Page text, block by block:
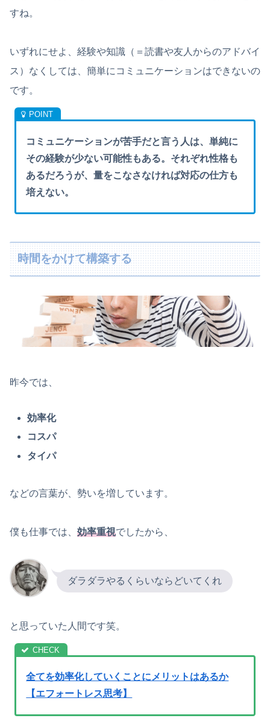
すね。
いずれにせよ、経験や知識（＝読書や友人からのアドバイ
ス）なくしては、簡単にコミュニケーションはできないの
です。
コミュニケーションが苦手だと言う人は、単純に
その経験が少ない可能性もある。それぞれ性格も
あるだろうが、量をこなさなければ対応の仕方も
培えない。
時間をかけて構築する
昨今では、
効率化
コスパ
タイパ
などの言葉が、勢いを増しています。
僕も仕事では、 効率重視でしたから、
ダラダラやるくらいならどいてくれ
と思っていた人間です笑。
全てを効率化していくことにメリットはあるか
【エフォートレス思考】